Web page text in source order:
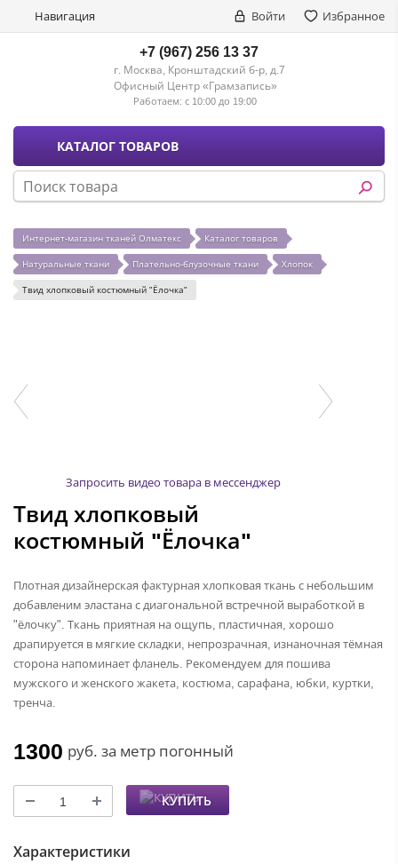
Навигация Войти Избранное
+7 (967) 256 13 37
г. Москва, Кронштадский б-р, д.7
Офисный Центр «Грамзапись»
Работаем: с 10:00 до 19:00
КАТАЛОГ ТОВАРОВ
Интернет-магазин тканей Олматекс Каталог товаров
Натуральные ткани Плательно-блузочные ткани Хлопок
Твид хлопковый костюмный "Ёлочка"
Запросить видео товара в мессенджер
Твид хлопковый
костюмный "Ёлочка"
Плотная дизайнерская фактурная хлопковая ткань с небольшим
добавленим эластана с диагональной встречной выработкой в
"ёлочку". Ткань приятная на ощупь, пластичная, хорошо
драпируется в мягкие складки, непрозрачная, изнаночная тёмная
сторона напоминает фланель. Рекомендуем для пошива
мужского и женского жакета, костюма, сарафана, юбки, куртки,
тренча.
1300 руб. за метр погонный
КУПИТЬ
Характеристики